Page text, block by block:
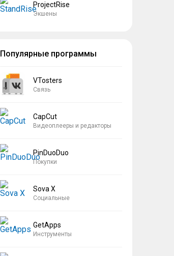
ProjectRise
Экшены
Популярные программы
VTosters
Связь
CapCut
Видеоплееры и редакторы
PinDuoDuo
Покупки
Sova X
Социальные
GetApps
Инструменты